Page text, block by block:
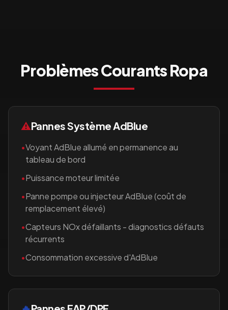
Problèmes CourantsRopa
⚠️Pannes Système AdBlue
•Voyant AdBlue allumé en permanence au
tableau de bord
•Puissance moteur limitée
•Panne pompe ou injecteur AdBlue (coût de
remplacement élevé)
•Capteurs NOx défaillants - diagnostics défauts
récurrents
•Consommation excessive d'AdBlue